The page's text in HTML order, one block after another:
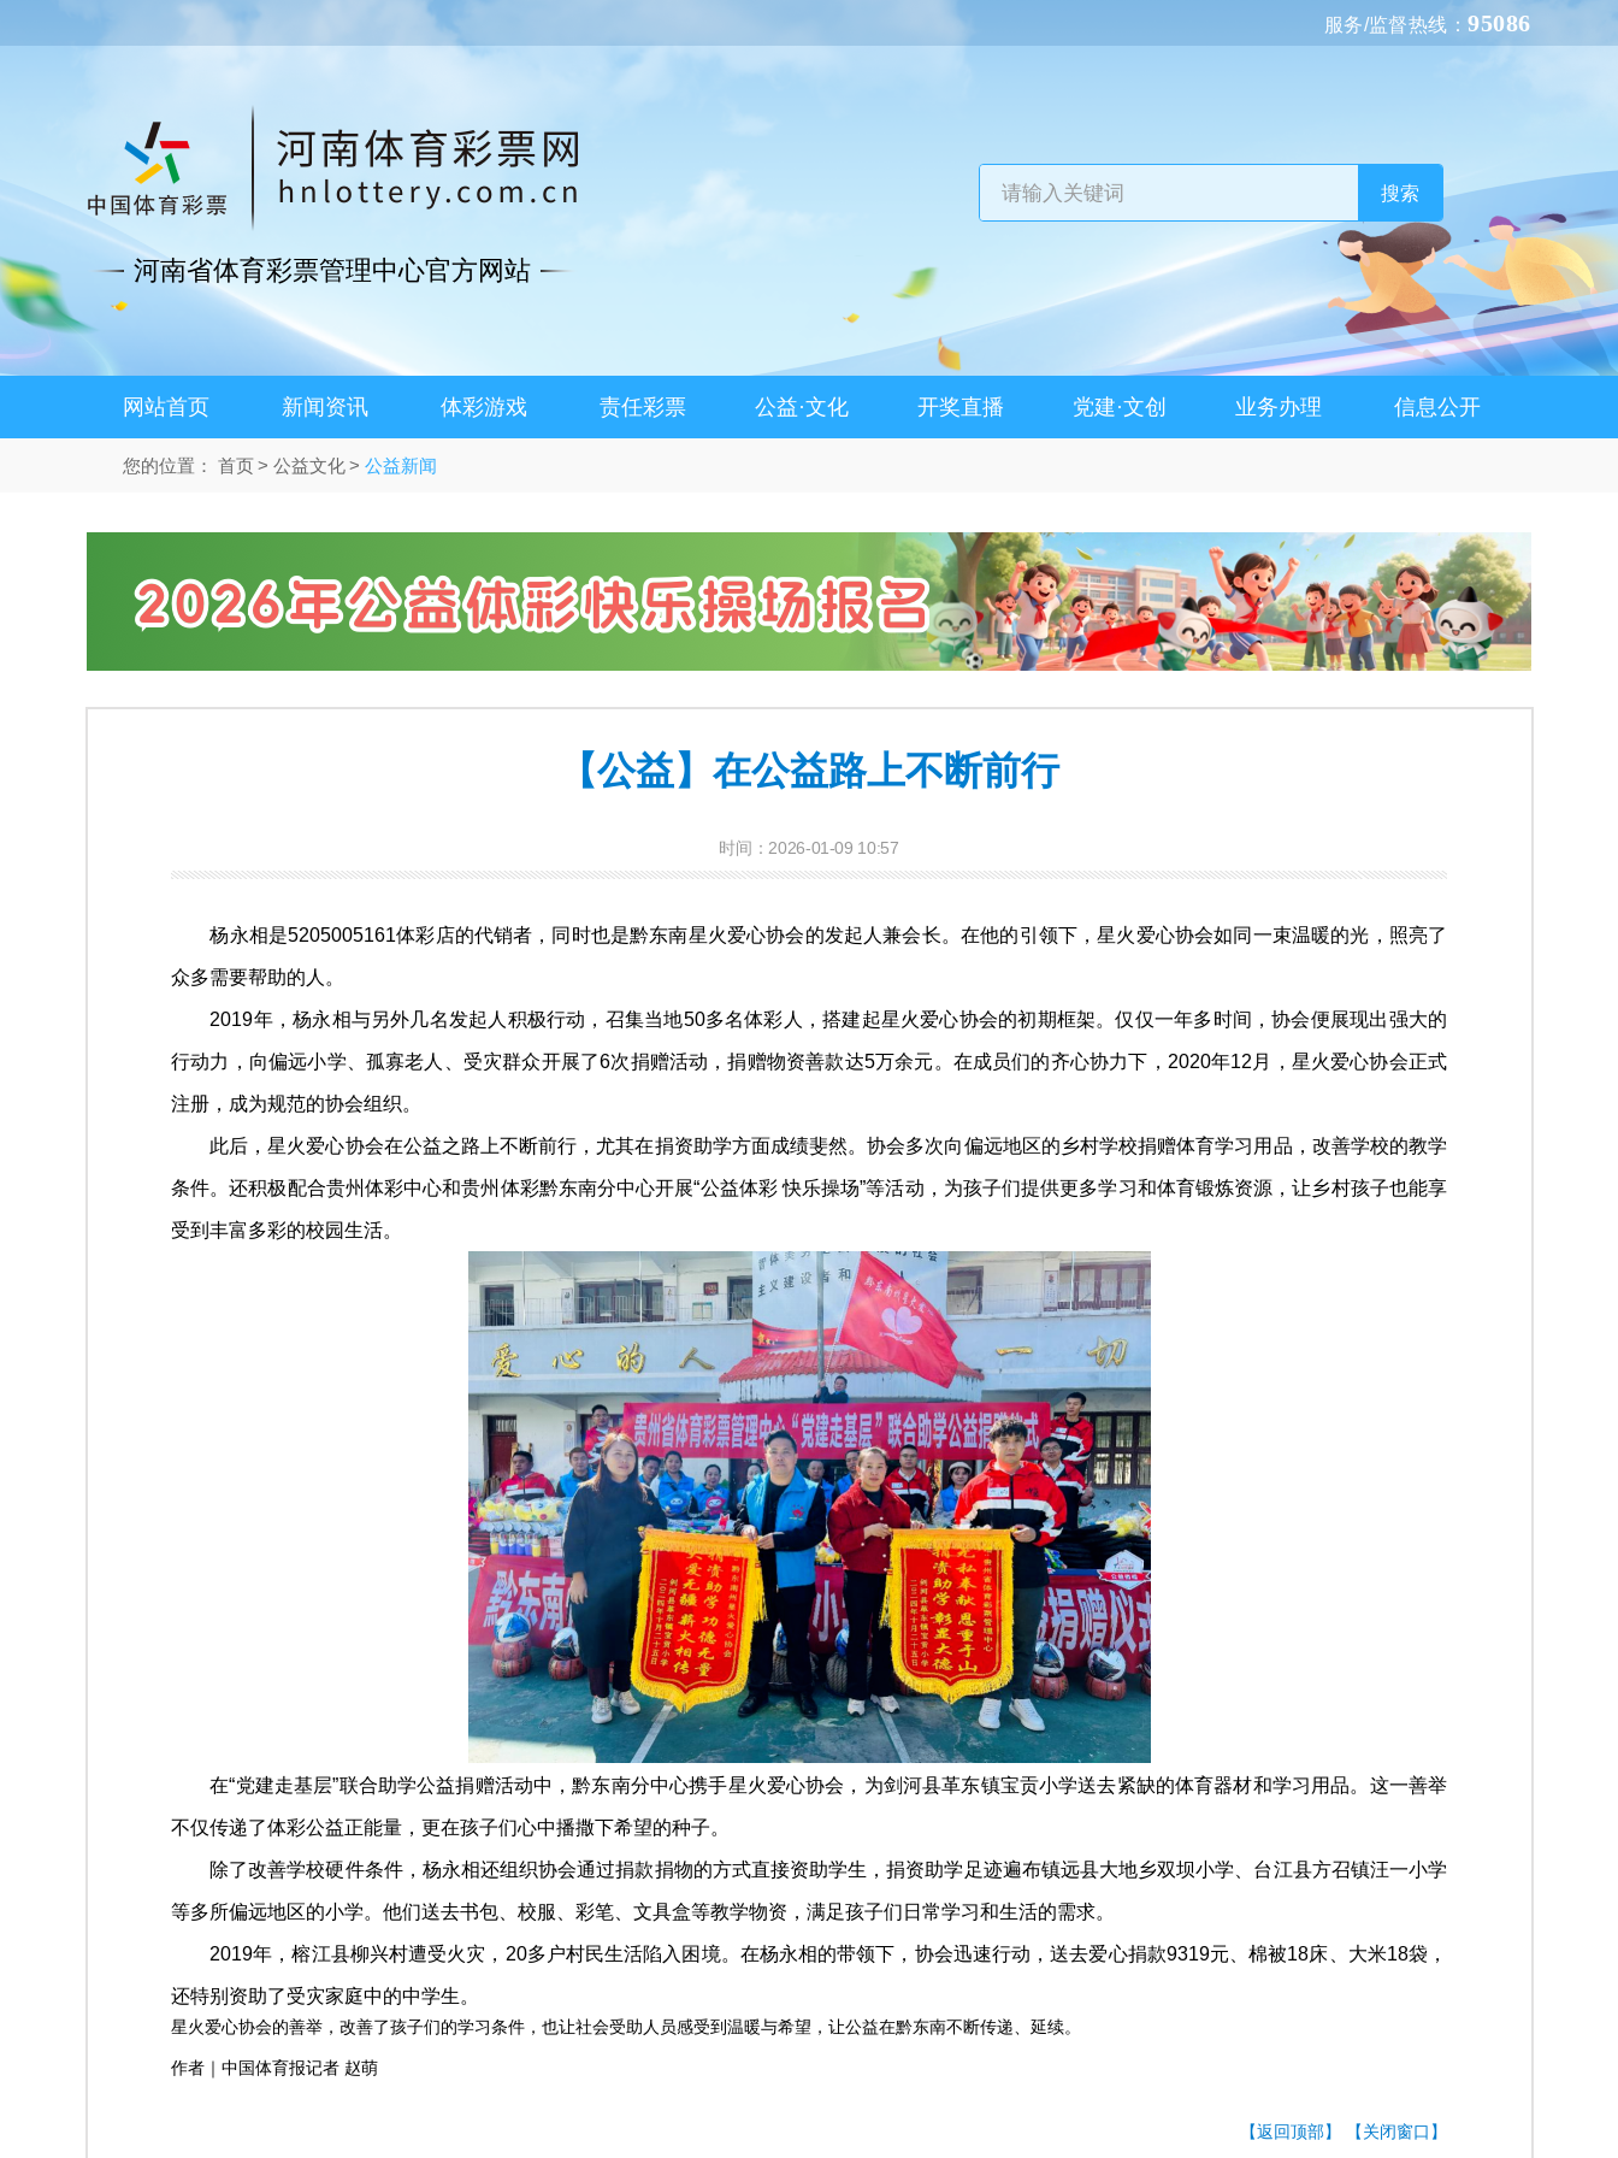
服务/监督热线：95086
搜索
河南省体育彩票管理中心官方网站
网站首页 新闻资讯 体彩游戏 责任彩票 公益·文化 开奖直播 党建·文创 业务办理 信息公开
您的位置： 首页 公益文化 公益新闻
【公益】在公益路上不断前行
时间：2026-01-09 10:57
杨永相是5205005161体彩店的代销者，同时也是黔东南星火爱心协会的发起人兼会长。在他的引领下，星火爱心协会如同一束温暖的光，照亮了
众多需要帮助的人。
2019年，杨永相与另外几名发起人积极行动，召集当地50多名体彩人，搭建起星火爱心协会的初期框架。仅仅一年多时间，协会便展现出强大的
行动力，向偏远小学、孤寡老人、受灾群众开展了6次捐赠活动，捐赠物资善款达5万余元。在成员们的齐心协力下，2020年12月，星火爱心协会正式
注册，成为规范的协会组织。
此后，星火爱心协会在公益之路上不断前行，尤其在捐资助学方面成绩斐然。协会多次向偏远地区的乡村学校捐赠体育学习用品，改善学校的教学
条件。还积极配合贵州体彩中心和贵州体彩黔东南分中心开展“公益体彩 快乐操场”等活动，为孩子们提供更多学习和体育锻炼资源，让乡村孩子也能享
受到丰富多彩的校园生活。
在“党建走基层”联合助学公益捐赠活动中，黔东南分中心携手星火爱心协会，为剑河县革东镇宝贡小学送去紧缺的体育器材和学习用品。这一善举
不仅传递了体彩公益正能量，更在孩子们心中播撒下希望的种子。
除了改善学校硬件条件，杨永相还组织协会通过捐款捐物的方式直接资助学生，捐资助学足迹遍布镇远县大地乡双坝小学、台江县方召镇汪一小学
等多所偏远地区的小学。他们送去书包、校服、彩笔、文具盒等教学物资，满足孩子们日常学习和生活的需求。
2019年，榕江县柳兴村遭受火灾，20多户村民生活陷入困境。在杨永相的带领下，协会迅速行动，送去爱心捐款9319元、棉被18床、大米18袋，
还特别资助了受灾家庭中的中学生。
星火爱心协会的善举，改善了孩子们的学习条件，也让社会受助人员感受到温暖与希望，让公益在黔东南不断传递、延续。
作者｜中国体育报记者 赵萌
【返回顶部】 【关闭窗口】